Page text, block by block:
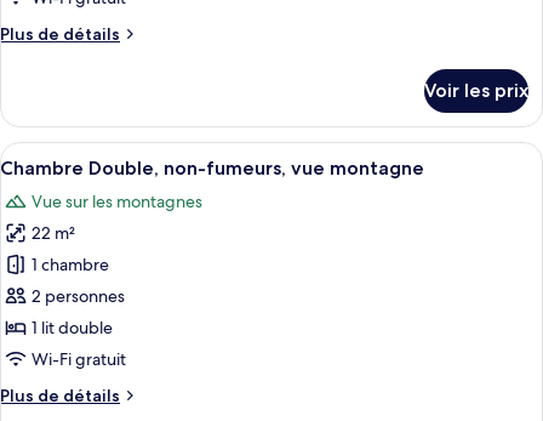
chambre :
Suite
fumeurs
(Grand
Executive
Floor)
Plus de détails
Plus
le
type
de
Suite
Junior,
non-
fumeurs
(Grand
Executive
Floor)
Voir les prix
Afficher
toutes
les
photos
pour
ce
type
de
chambre :
Chambre
Une chambre d’hôtel avec un
6
Chambre Double, non-fumeurs, vue montagne
Vue sur les montagnes
22 m²
1 chambre
2 personnes
1 lit double
Wi-Fi gratuit
Plus de détails
Plus